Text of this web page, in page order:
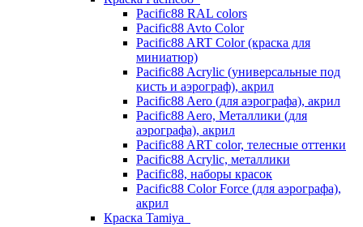
Pacific88 RAL colors
Pacific88 Avto Color
Pacific88 ART Color (краска для
миниатюр)
Pacific88 Acrylic (универсальные под
кисть и аэрограф), акрил
Pacific88 Aero (для аэрографа), акрил
Pacific88 Aero, Металлики (для
аэрографа), акрил
Pacific88 ART color, телесные оттенки
Pacific88 Acrylic, металлики
Pacific88, наборы красок
Pacific88 Color Force (для аэрографа),
акрил
Краска Tamiya